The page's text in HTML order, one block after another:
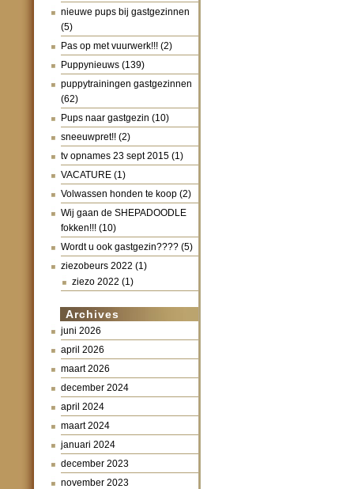
nieuwe pups bij gastgezinnen
(5)
Pas op met vuurwerk!!! (2)
Puppynieuws (139)
puppytrainingen gastgezinnen
(62)
Pups naar gastgezin (10)
sneeuwpret!! (2)
tv opnames 23 sept 2015 (1)
VACATURE (1)
Volwassen honden te koop (2)
Wij gaan de SHEPADOODLE
fokken!!! (10)
Wordt u ook gastgezin???? (5)
ziezobeurs 2022 (1)
ziezo 2022 (1)
Archives
juni 2026
april 2026
maart 2026
december 2024
april 2024
maart 2024
januari 2024
december 2023
november 2023